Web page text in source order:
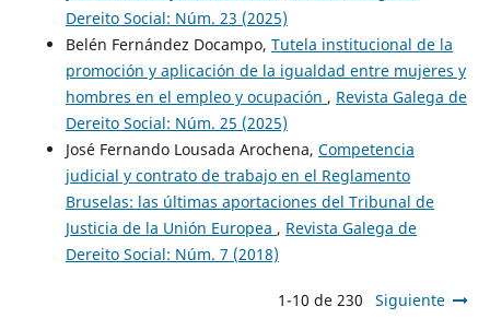
Dereito Social: Núm. 23 (2025)
Belén Fernández Docampo, Tutela institucional de la
promoción y aplicación de la igualdad entre mujeres y
hombres en el empleo y ocupación , Revista Galega de
Dereito Social: Núm. 25 (2025)
José Fernando Lousada Arochena, Competencia
judicial y contrato de trabajo en el Reglamento
Bruselas: las últimas aportaciones del Tribunal de
Justicia de la Unión Europea , Revista Galega de
Dereito Social: Núm. 7 (2018)
1-10 de 230 Siguiente